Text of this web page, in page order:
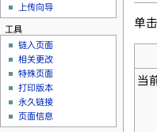
单
当
上传向导
工具
链入页面
相关更改
特殊页面
打印版本
永久链接
页面信息